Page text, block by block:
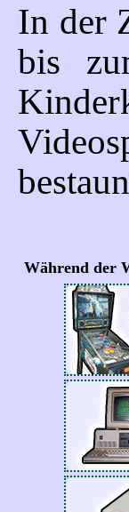
In der
bis
Während der